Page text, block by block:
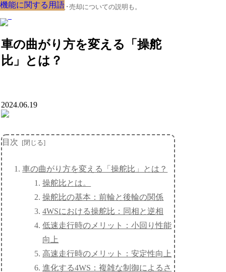
クルマの大辞典、購入･売却についての説明も。
車の曲がり方を変える「操舵
比」とは？
機能に関する用語
2024.06.19
目次
車の曲がり方を変える「操舵比」とは？
操舵比とは。
操舵比の基本：前輪と後輪の関係
4WSにおける操舵比：同相と逆相
低速走行時のメリット：小回り性能
向上
高速走行時のメリット：安定性向上
進化する4WS：複雑な制御によるさ
機能に関する用語
機能に関する用語
機能に関する用語
機能に関する用語
機能に関する用語
機能に関する用語
機能に関する用語
機能に関する用語